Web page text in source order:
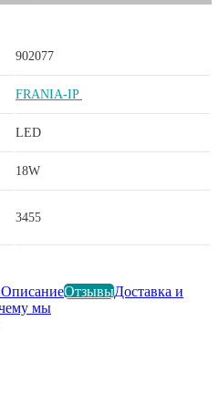
902077
FRANIA-IP
LED
18W
3455
ОписаниеОтзывыДоставка и
мы